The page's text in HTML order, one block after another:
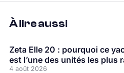
À lire aussi
Zeta Elle 20 : pourquoi ce
est l’une des unités les plus
4 août 2026